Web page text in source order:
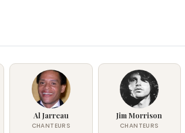
Al Jarreau
CHANTEURS
Jim Morrison
CHANTEURS